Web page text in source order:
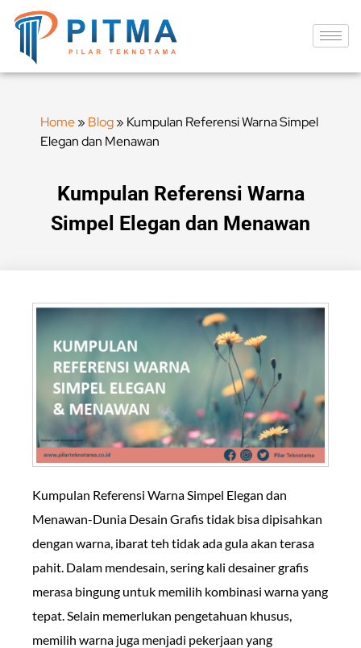
Home» Blog» Kumpulan Referensi Warna Simpel
Elegan dan Menawan
Kumpulan Referensi Warna
Simpel Elegan dan Menawan
Kumpulan Referensi Warna Simpel Elegan dan
Menawan-Dunia Desain Grafis tidak bisa dipisahkan
dengan warna, ibarat teh tidak ada gula akan terasa
pahit. Dalam mendesain, sering kali desainer grafis
merasa bingung untuk memilih kombinasi warna yang
tepat. Selain memerlukan pengetahuan khusus,
memilih warna juga menjadi pekerjaan yang